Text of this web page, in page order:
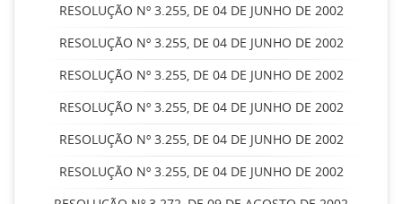
RESOLUÇÃO Nº 3.255, DE 04 DE JUNHO DE 2002
RESOLUÇÃO Nº 3.255, DE 04 DE JUNHO DE 2002
RESOLUÇÃO Nº 3.255, DE 04 DE JUNHO DE 2002
RESOLUÇÃO Nº 3.255, DE 04 DE JUNHO DE 2002
RESOLUÇÃO Nº 3.255, DE 04 DE JUNHO DE 2002
RESOLUÇÃO Nº 3.255, DE 04 DE JUNHO DE 2002